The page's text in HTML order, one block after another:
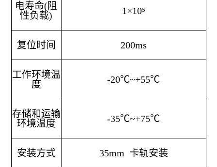
电寿命(阻
性负载)
1×10⁵
复位时间 200ms
工作环境温
度
-20℃~+55℃
存储和运输
环境温度
-35℃~+75℃
安装方式 35mm 卡轨安装